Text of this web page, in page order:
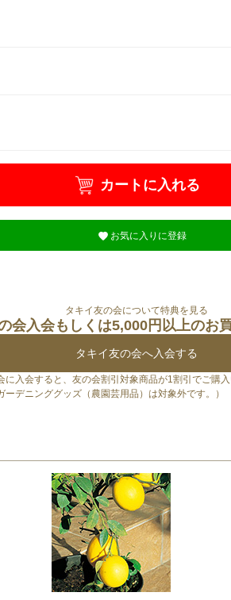
カートに入れる
お気に入りに登録
タキイ友の会について特典を見る
会入会もしくは5,000円以上のお
タキイ友の会へ入会する
に入会すると、友の会割引対象商品が1割引でご購入
ーデニンググッズ（農園芸用品）は対象外です。）